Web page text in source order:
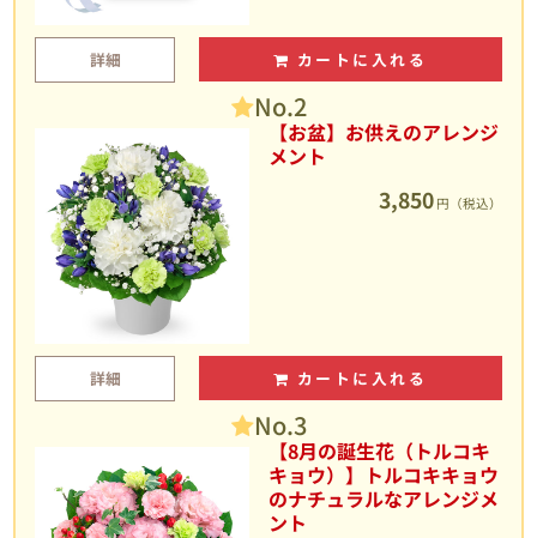
詳細 カートに入れる
No.2
【お盆】お供えのアレンジ
メント
3,850 円（税込）
詳細 カートに入れる
No.3
【8月の誕生花（トルコキ
キョウ）】トルコキキョウ
のナチュラルなアレンジメ
ント